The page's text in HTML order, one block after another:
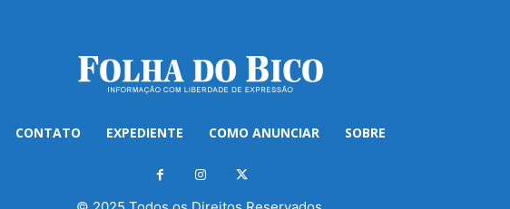
CONTATO EXPEDIENTE COMO ANUNCIAR SOBRE